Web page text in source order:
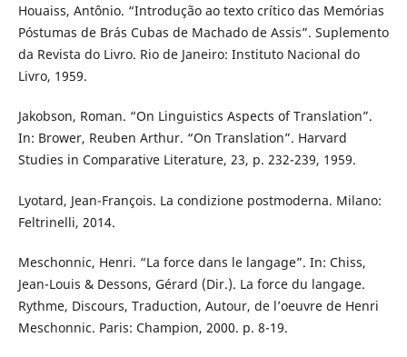
Houaiss, Antônio. “Introdução ao texto crítico das Memórias
Póstumas de Brás Cubas de Machado de Assis”. Suplemento
da Revista do Livro. Rio de Janeiro: Instituto Nacional do
Livro, 1959.
Jakobson, Roman. “On Linguistics Aspects of Translation”.
In: Brower, Reuben Arthur. “On Translation”. Harvard
Studies in Comparative Literature, 23, p. 232-239, 1959.
Lyotard, Jean-François. La condizione postmoderna. Milano:
Feltrinelli, 2014.
Meschonnic, Henri. “La force dans le langage”. In: Chiss,
Jean-Louis & Dessons, Gérard (Dir.). La force du langage.
Rythme, Discours, Traduction, Autour, de l’oeuvre de Henri
Meschonnic. Paris: Champion, 2000. p. 8-19.